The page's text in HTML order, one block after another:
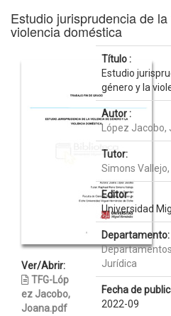
Estudio jurisprudencia de
violencia doméstica
Ver/Abrir:
TFG-Lóp
ez Jacobo,
Joana.pdf
Título :
Estudio
género y la
Autor :
López Jacobo,
Tutor:
Simons Vallejo,
Editor :
Universidad
Departamento:
Jurídica
Fecha de
2022-09